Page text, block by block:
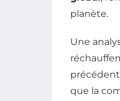
planète.
Une
que la